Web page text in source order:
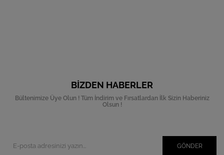
BIZDEN HABERLER
Bültenimize Üye Olun ! Tüm İndirim ve Fırsatlardan İlk Sizin Haberiniz
Olsun !
GÖNDER